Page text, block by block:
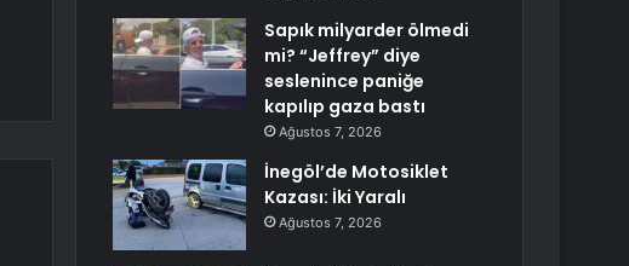
Sapık milyarder ölmedi
mi? “Jeffrey” diye
seslenince paniğe
kapılıp gaza bastı
Ağustos 7, 2026
İnegöl’de Motosiklet
Kazası: İki Yaralı
Ağustos 7, 2026